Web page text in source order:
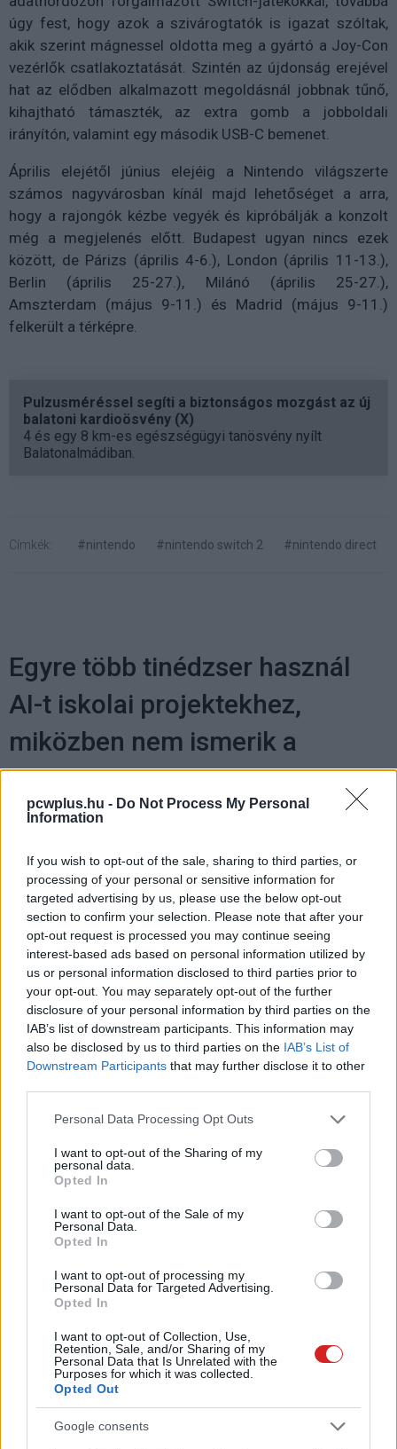
pcwplus.hu - Do Not Process My Personal
Information
If you wish to opt-out of the sale, sharing to third parties, or
processing of your personal or sensitive information for
targeted advertising by us, please use the below opt-out
section to confirm your selection. Please note that after your
opt-out request is processed you may continue seeing
interest-based ads based on personal information utilized by
us or personal information disclosed to third parties prior to
your opt-out. You may separately opt-out of the further
disclosure of your personal information by third parties on the
IAB’s list of downstream participants. This information may
also be disclosed by us to third parties on the IAB’s List of
Downstream Participants that may further disclose it to other
Please note that this website/app uses one or more Google
not limited to your visit or usage behaviour. You may click to
grant or deny consent to Google and its third-party tags to
use your data for below specified purposes in below Google
consent section.
Personal Data Processing Opt Outs
I want to opt-out of the Sharing of my
personal data.
Opted In
I want to opt-out of the Sale of my
Personal Data.
Opted In
I want to opt-out of processing my
Personal Data for Targeted Advertising.
Opted In
I want to opt-out of Collection, Use,
Retention, Sale, and/or Sharing of my
Personal Data that Is Unrelated with the
Purposes for which it was collected.
Opted Out
Google consents
úgy fest, hogy azok a szivárogtatók is igazat szóltak,
akik szerint mágnessel oldotta meg a gyártó a Joy-Con
vezérlők csatlakoztatását. Szintén az újdonság erejével
hat az elődben alkalmazott megoldásnál jobbnak tűnő,
kihajtható támaszték, az extra gomb a jobboldali
irányítón, valamint egy második USB-C bemenet.
Április elejétől június elejéig a Nintendo világszerte
számos nagyvárosban kínál majd lehetőséget a arra,
hogy a rajongók kézbe vegyék és kipróbálják a konzolt
még a megjelenés előtt. Budapest ugyan nincs ezek
között, de Párizs (április 4-6.), London (április 11-13.),
Berlin (április 25-27.), Milánó (április 25-27.),
Amszterdam (május 9-11.) és Madrid (május 9-11.)
felkerült a térképre.
Pulzusméréssel segíti a biztonságos mozgást az új
balatoni kardioösvény (X)
4 és egy 8 km-es egészségügyi tanösvény nyílt
Balatonalmádiban.
Címkék: #nintendo #nintendo switch 2 #nintendo direct
Egyre több tinédzser használ
AI-t iskolai projektekhez,
miközben nem ismerik a
technológia gyengéit
Ledneczki József|2025 január 17. 08:30
Esszéket és matekfeladatokat bíznak a
ChatGPT-re, miközben az mindkettőben
megbízhatatlan.
A fiatalabb generáció nagyon lelkesen dolgoztat AI
eszközökkel a Pew Research Center adatai szerint. A cég
2023-ban is folytatott egy hasonló felmérést, és most
azt akarták felülvizsgálni új információkon keresztül.
közötti diákot az eszközhasználati szokásaikról. A
lényeg az volt, hogy felderítsék, mennyien vannak
rendben a
ChatGPT és hasonló AI rendszerek
használatával.
A válaszadók 26 százaléka állította, hogy használt AI-t
iskolai feladatok teljesítéséhez, ami a kétszerese a két
évvel ezelőtti adatnak. A diákok több mint fele, 54
százaléka szerint elfogadható, ha kutatási feladathoz
használnak AI-t, míg 29 százalékuk szerint nincs gond
azzal, ha matekleckéket bíznak a ChatGPT-re.